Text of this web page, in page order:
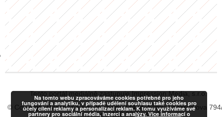
DISKUTÉRA NA RADIOTV
STARŠÍCH DISKUZÍ
Tento portál mediálně zastupuje Impression Media, s.r.o.
© Copyright RadiaCZ s.r.o., IČO: 06533434, Sídlo: Koperníkova
Vinohrady, 120 00 Praha 2
Na tomto webu zpracováváme cookies potřebné pro jeho
fungování a analytiku, v případě udělení souhlasu také cookies pro
účely cílení reklamy a personalizaci reklam. K tomu využíváme své
partnery pro sociální média, inzerci a analýzy. Více informací o